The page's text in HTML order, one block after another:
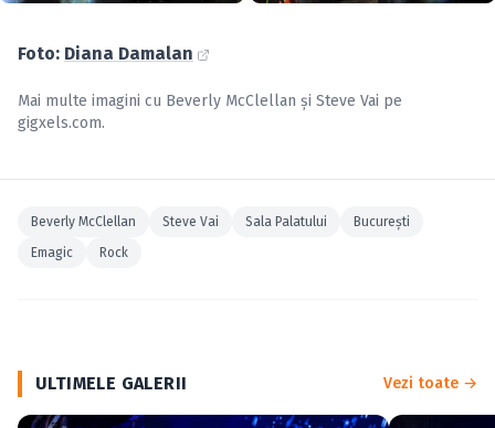
Foto: Diana Damalan
Mai multe imagini cu Beverly McClellan și Steve Vai pe
gigxels.com.
Beverly McClellan Steve Vai Sala Palatului
Bucureşti
Emagic
Rock
ULTIMELE GALERII Vezi toate →